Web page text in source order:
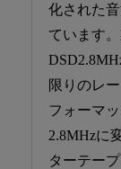
化された
ています
限りのレ
フォーマ
2.8MHzに
ターテー